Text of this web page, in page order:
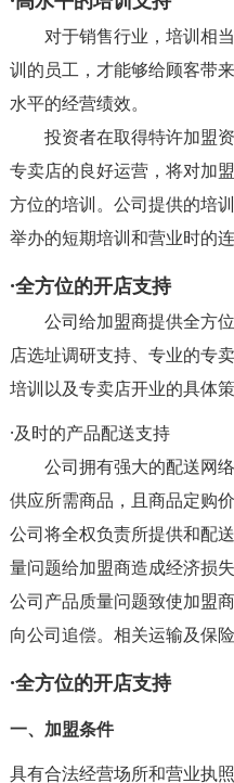
对于销售行业，培训相当
训的员工，才能够给顾客带
水平的经营绩效。
投资者在取得特许加盟资
专卖店的良好运营，将对加
方位的培训。公司提供的培
举办的短期培训和营业时的
·全方位的开店支持
公司给加盟商提供全方位
店选址调研支持、专业的专
培训以及专卖店开业的具体策
·及时的产品配送支持
公司拥有强大的配送网络
供应所需商品，且商品定购
公司将全权负责所提供和配
量问题给加盟商造成经济损
公司产品质量问题致使加盟
向公司追偿。相关运输及保
·全方位的开店支持
一、加盟条件
具有合法经营场所和营业执照